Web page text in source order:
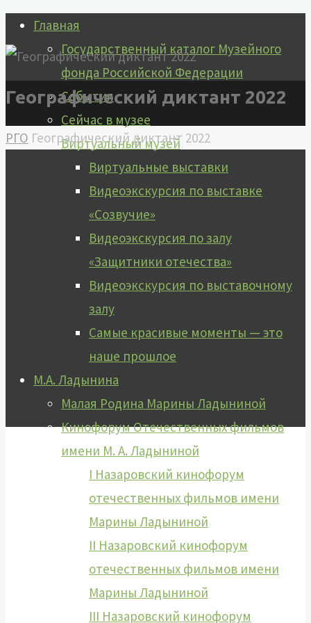
Перейти
к
содержимому
Главная
Государственный каталог Музейного
фонда Российской Федерации
События
Сейчас в музее
Виртуальный музей
Виртуальные выставки
Видеоэкскурсия по выставке
«Созвучие»
Видеоэкскурсия по залу
«Защитники отечества»
Видеоэкскурсия по выставочному
залу
Самые красивые моменты — это
наше прошлое
М.А. Ладынина
Малая Родина Марины Ладыниной
Кинофорум Отечественных фильмов
имени М. А. Ладыниной
I Назаровский кинофорум
отечественных фильмов имени
Марины Ладыниной
II Назаровский кинофорум
отечественных фильмов имени
Марины Ладыниной
III Назаровский кинофорум
Географический диктант 2022
Главная
РГО Географический диктант 2022